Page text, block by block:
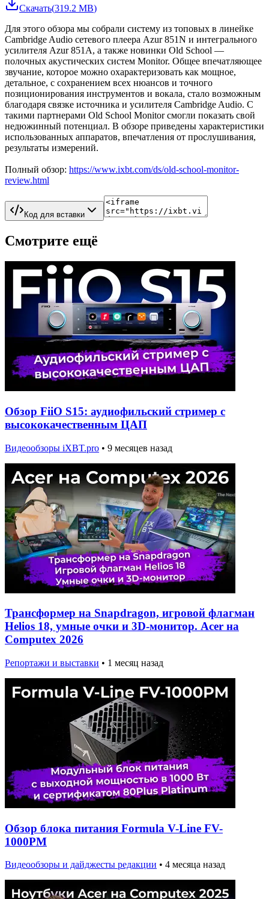
Скачать(319.2 MB)
Для этого обзора мы собрали систему из топовых в линейке
Cambridge Audio сетевого плеера Azur 851N и интегрального
усилителя Azur 851A, а также новинки Old School —
полочных акустических систем Monitor. Общее впечатляющее
звучание, которое можно охарактеризовать как мощное,
детальное, с сохранением всех нюансов и точного
позиционирования инструментов и вокала, стало возможным
благодаря связке источника и усилителя Cambridge Audio. С
такими партнерами Old School Monitor смогли показать свой
недюжинный потенциал. В обзоре приведены характеристики
использованных аппаратов, впечатления от прослушивания,
результаты измерений.
Полный обзор: https://www.ixbt.com/ds/old-school-monitor-
review.html
Код для вставки
Смотрите ещё
Обзор FiiO S15: аудиофильский стример с
высококачественным ЦАП
Видеообзоры iXBT.pro • 9 месяцев назад
Трансформер на Snapdragon, игровой флагман
Helios 18, умные очки и 3D-монитор. Acer на
Computex 2026
Репортажи и выставки • 1 месяц назад
Обзор блока питания Formula V-Line FV-
1000PM
Видеообзоры и дайджесты редакции • 4 месяца назад